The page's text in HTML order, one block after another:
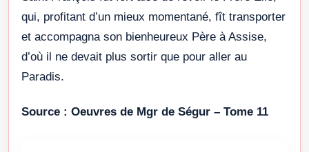
qui, profitant d’un mieux momentané, fît transporter
et accompagna son bienheureux Père à Assise,
d’où il ne devait plus sortir que pour aller au
Paradis.
Source : Oeuvres de Mgr de Ségur – Tome 11